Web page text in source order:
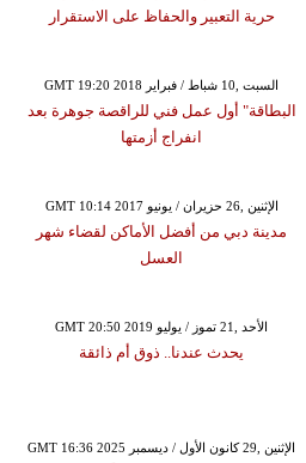
حرية التعبير والحفاظ على الاستقرار
GMT 19:20 2018 السبت ,10 شباط / فبراير
البطاقة" أول عمل فني للراقصة جوهرة بعد
انفراج أزمتها
GMT 10:14 2017 الإثنين ,26 حزيران / يونيو
مدينة دبي من أفضل الأماكن لقضاء شهر
العسل
GMT 20:50 2019 الأحد ,21 تموز / يوليو
يحدث عندنا.. ذوق أم ذائقة
GMT 16:36 2025 الإثنين ,29 كانون الأول / ديسمبر